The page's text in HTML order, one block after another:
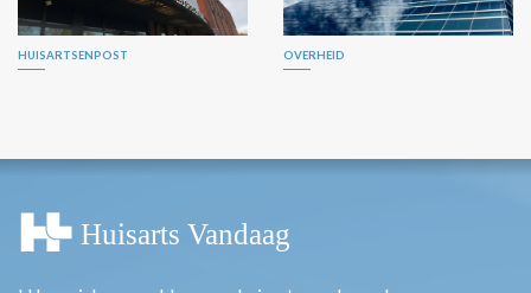
HUISARTSENPOST OVERHEID